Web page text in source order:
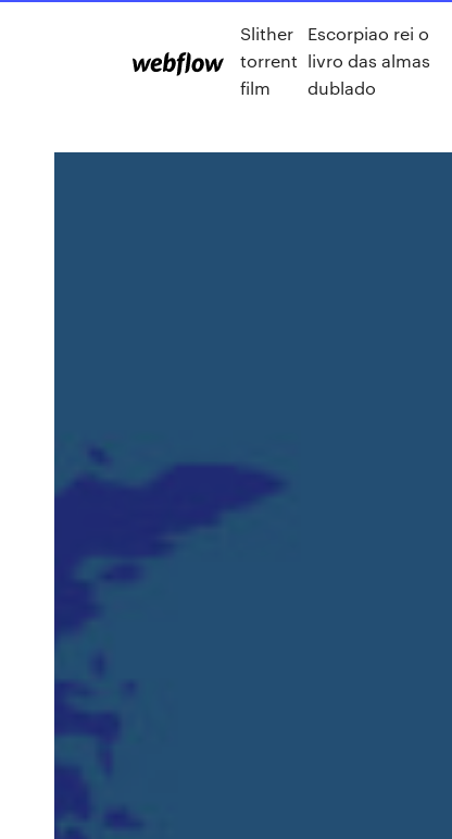
Slither
torrent
film
Escorpiao rei o
livro das almas
dublado